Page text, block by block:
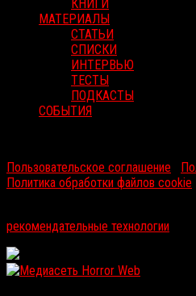
КНИГИ
МАТЕРИАЛЫ
СТАТЬИ
СПИСКИ
ИНТЕРВЬЮ
ТЕСТЫ
ПОДКАСТЫ
СОБЫТИЯ
Пользовательское соглашение
Политика обработки файлов cookie
рекомендательные технологии